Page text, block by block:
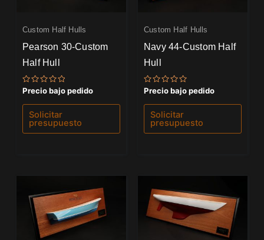
Custom Half Hulls
Pearson 30-Custom
Half Hull
Valorado
0
de
Precio bajo pedido
Solicitar
presupuesto
Custom Half Hulls
Navy 44-Custom Half
Hull
Valorado
0
de
Precio bajo pedido
Solicitar
presupuesto